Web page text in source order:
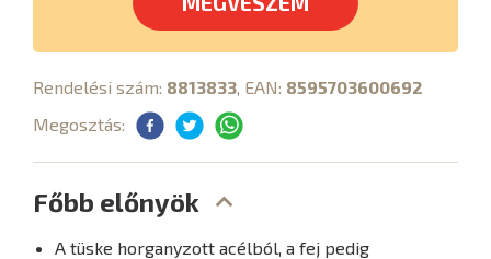
Rendelési szám: 8813833, EAN: 8595703600692
Megosztás:
Főbb előnyök
A tüske horganyzott acélból, a fej pedig